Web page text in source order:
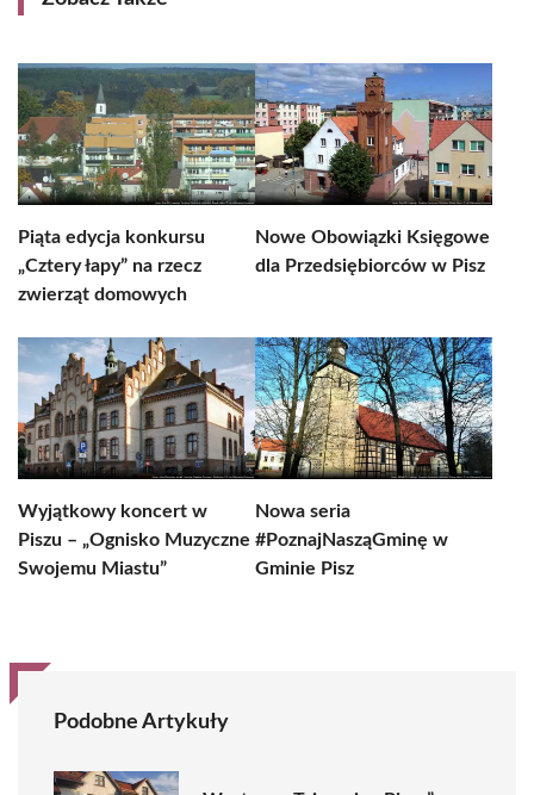
Piąta edycja konkursu
„Cztery łapy” na rzecz
zwierząt domowych
Nowe Obowiązki Księgowe
dla Przedsiębiorców w Pisz
Wyjątkowy koncert w
Piszu – „Ognisko Muzyczne
Swojemu Miastu”
Nowa seria
#PoznajNasząGminę w
Gminie Pisz
Podobne Artykuły